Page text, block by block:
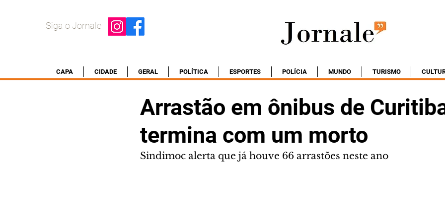
Siga o Jornale
CAPA CIDADE GERAL POLÍTICA ESPORTES POLÍCIA MUNDO TURISMO
Arrastão em ônibus de
termina com um morto
Sindimoc alerta que já houve 66 arrastões neste ano